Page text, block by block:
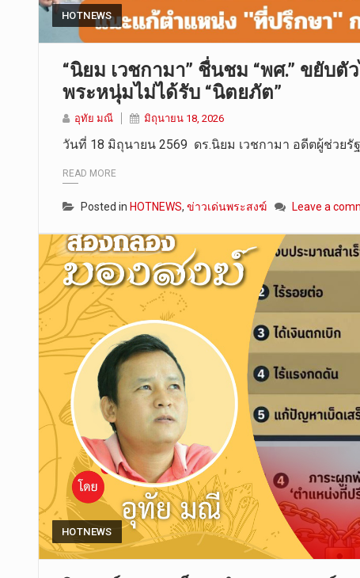
HOTNEWS
“นิยม เวชกามา” ชื่นชม “พศ.” ขยับ
พระหนุ่มไม่ได้รับ “นิตยภัต”
อุทัย มณี มิถุนายน 18, 2026
วันที่ 18 มิถุนายน 2569 ดร.นิยม เวชกามา อดีตผู้ช่วย
READ MORE
Posted in HOTNEWS, ข่าวเด่นพระสงฆ์ Leave a
HOTNEWS